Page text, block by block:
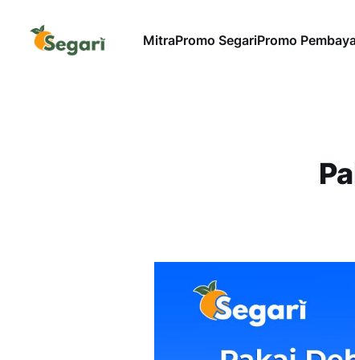
MitraPromo SegariPromo